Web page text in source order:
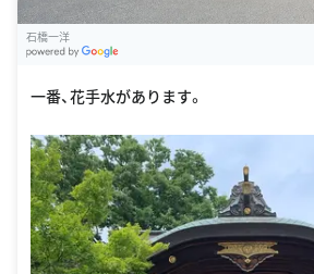
石橋一洋
一番、花手水があります。